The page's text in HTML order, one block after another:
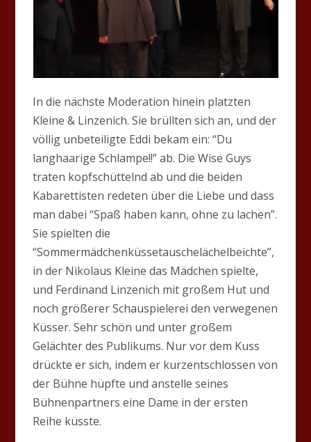
In die nächste Moderation hinein platzten
Kleine & Linzenich. Sie brüllten sich an, und der
völlig unbeteiligte Eddi bekam ein: “Du
langhaarige Schlampe!!” ab. Die Wise Guys
traten kopfschüttelnd ab und die beiden
Kabarettisten redeten über die Liebe und dass
man dabei “Spaß haben kann, ohne zu lachen”.
Sie spielten die
“Sommermädchenküssetauschelächelbeichte”,
in der Nikolaus Kleine das Mädchen spielte,
und Ferdinand Linzenich mit großem Hut und
noch größerer Schauspielerei den verwegenen
Küsser. Sehr schön und unter großem
Gelächter des Publikums. Nur vor dem Kuss
drückte er sich, indem er kurzentschlossen von
der Bühne hüpfte und anstelle seines
Bühnenpartners eine Dame in der ersten
Reihe küsste.